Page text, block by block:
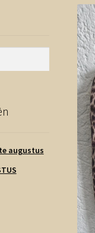
augustus